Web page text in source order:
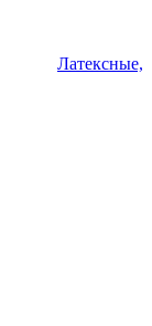
Латексные,